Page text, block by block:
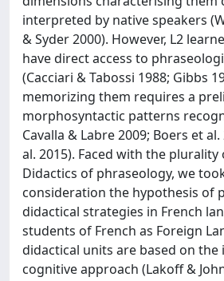
interpreted by native speakers
& Syder 2000). However, L2
have direct access to
(Cacciari & Tabossi 1988; Gibbs
memorizing them requires a
morphosyntactic patterns
Cavalla & Labre 2009; Boers et
al. 2015). Faced with the
Didactics of phraseology, we
consideration the hypothesis of
didactical strategies in French
students of French as Foreign
didactical units are based on
cognitive approach (Lakoff &